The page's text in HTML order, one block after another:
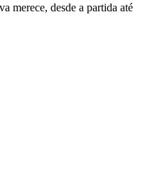
merece, desde a partida até